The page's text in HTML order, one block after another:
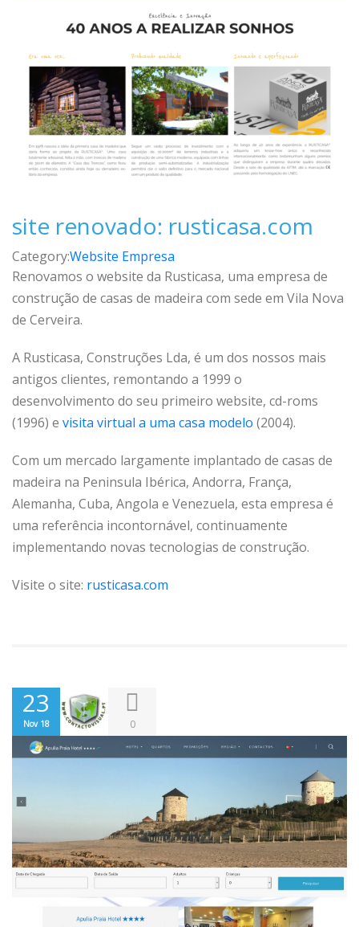
site renovado: rusticasa.com
Category:Website Empresa
Renovamos o website da Rusticasa, uma empresa de
construção de casas de madeira com sede em Vila Nova
de Cerveira.
A Rusticasa, Construções Lda, é um dos nossos mais
antigos clientes, remontando a 1999 o
desenvolvimento do seu primeiro website, cd-roms
(1996) e visita virtual a uma casa modelo (2004).
Com um mercado largamente implantado de casas de
madeira na Peninsula Ibérica, Andorra, França,
Alemanha, Cuba, Angola e Venezuela, esta empresa é
uma referência incontornável, continuamente
implementando novas tecnologias de construção.
Visite o site: rusticasa.com
23
Nov 18 0